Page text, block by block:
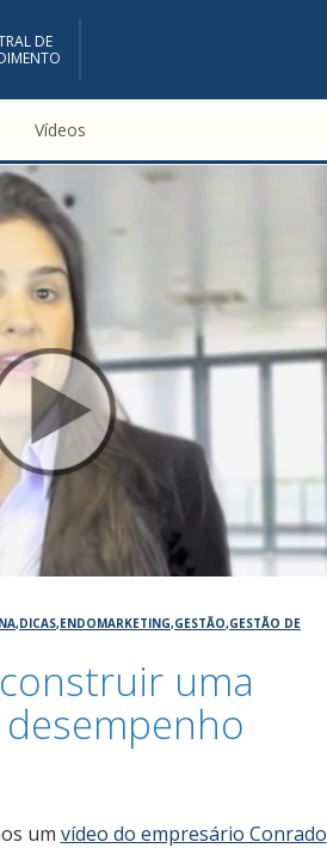
DE
Vídeos
,DICAS,ENDOMARKETING,GESTÃO,GESTÃO DE
uma
um vídeo do empresário Conrado